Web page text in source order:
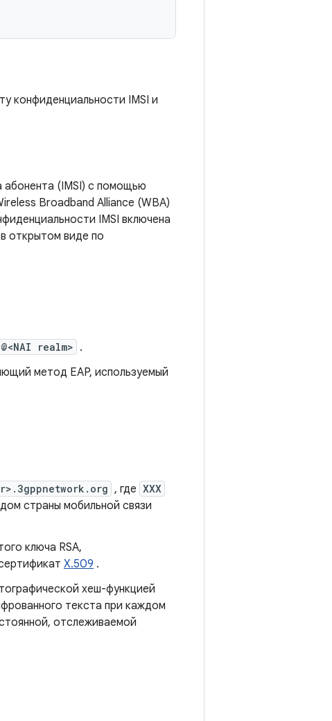
конфиденциальности IMSI и
(IMSI) с помощью
Broadband Alliance (WBA)
IMSI включена
открытом виде по
realm> .
метод EAP, используемый
, где XXX
страны мобильной связи
ключа RSA,
X.509 .
хеш-функцией
текста при каждом
отслеживаемой